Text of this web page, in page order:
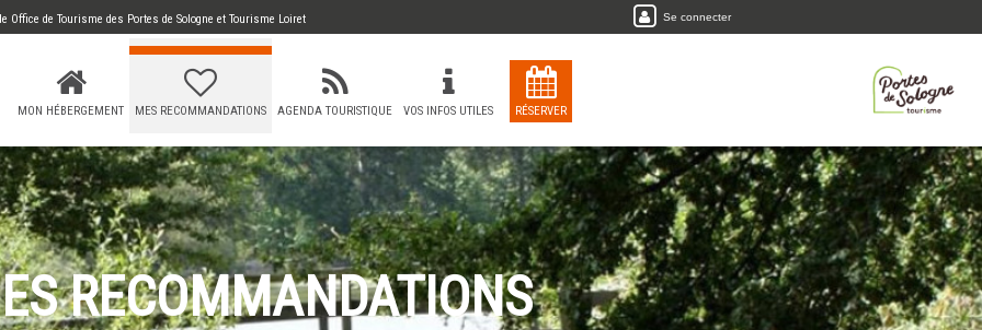
Office de Tourisme des Portes de Sologne et Tourisme Loiret Se connecter
MON HÉBERGEMENT MES RECOMMANDATIONS AGENDA TOURISTIQUE VOS INFOS UTILES RÉSERVER
RECOMMANDATIONS